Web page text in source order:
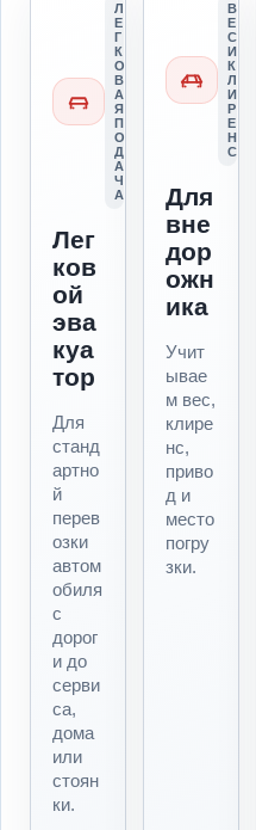
Л
Е
Г
К
О
В
А
Я
П
О
Д
А
Ч
А
Лег
ков
ой
эва
куа
тор
Для
станд
артно
й
перев
озки
автом
обиля
с
дорог
и до
серви
са,
дома
или
стоян
ки.
В
Е
С
И
К
Л
И
Р
Е
Н
С
Для
вне
дор
ожн
ика
Учит
ывае
м вес,
клире
нс,
приво
д и
место
погру
зки.